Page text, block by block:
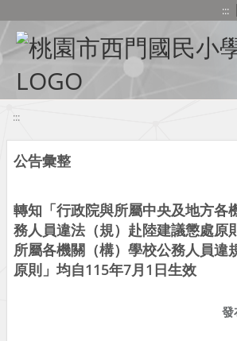
:::
:::
公告彙整
轉知「行政院與所屬中央及地方各
務人員違法（規）赴陸建議懲處原
所屬各機關（構）學校公務人員違
原則」均自115年7月1日生效
發